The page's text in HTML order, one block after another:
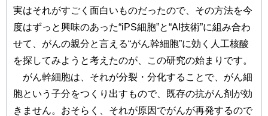
実はそれがすごく面白いものだったので、その方法を今
度はずっと興味のあった“iPS細胞”と“AI技術”に組み合わ
せて、がんの親分と言える“がん幹細胞”に効く人工核酸
を探してみようと考えたのが、この研究の始まりです。
がん幹細胞は、それが分裂・分化することで、がん細
胞という子分をつくり出すもので、既存の抗がん剤が効
きません。おそらく、それが原因でがんが再発するので